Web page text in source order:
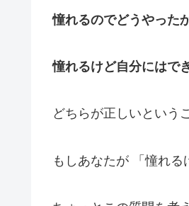
憧れるのでどうやった
憧れるけど自分には
どちらが正しいという
もしあなたが 「憧れ